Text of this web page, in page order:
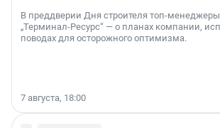
В преддверии Дня строителя топ-
„Терминал-Ресурс“ — о планах компании,
поводах для осторожного оптимизма.
7 августа, 18:00